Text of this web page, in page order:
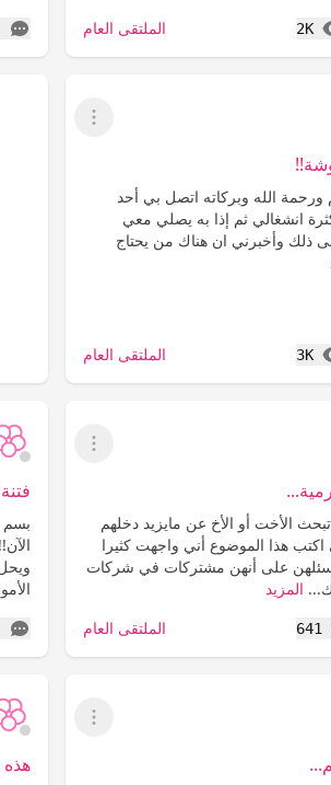
2K الملتقى العام
عرض القائمة
ورحمة الله وبركاته اتصل بي أحد
انشغالي ثم إذا به يصلي معي
ذلك وأخبرني ان هناك من يحتاج
3K الملتقى العام
عرض القائمة
الأخت أو الأخ عن مايزيد دخلهم
هذا الموضوع أني واجهت كثيرا
على أنهن مشتركات في شركات
المزيد
641 الملتقى العام
بسم
عرض القائمة
هذه